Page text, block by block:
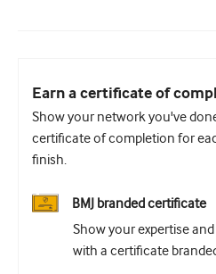
Урология
Женское здоровье
Earn a certificate of
Show your network you've
certificate of completion for
finish.
BMJ branded certificate
Show your expertise
with a certificate